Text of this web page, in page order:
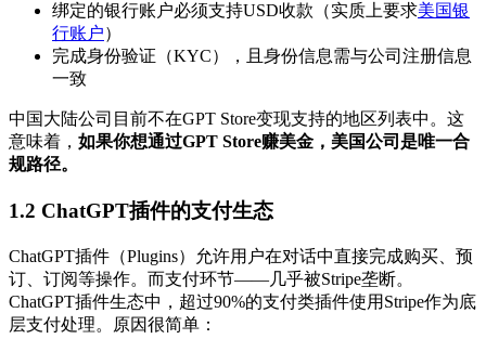
绑定的银行账户必须支持USD收款（实质上要求美国银
行账户）
完成身份验证（KYC），且身份信息需与公司注册信息
一致
中国大陆公司目前不在GPT Store变现支持的地区列表中。这
意味着， 如果你想通过GPT Store赚美金，美国公司是唯一合
规路径。
1.2 ChatGPT插件的支付生态
ChatGPT插件（Plugins）允许用户在对话中直接完成购买、预
订、订阅等操作。而支付环节——几乎被Stripe垄断。
ChatGPT插件生态中，超过90%的支付类插件使用Stripe作为底
层支付处理。原因很简单：